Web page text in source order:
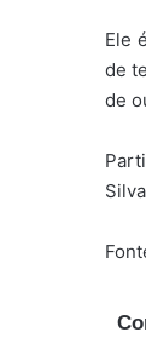
Ele
de
de